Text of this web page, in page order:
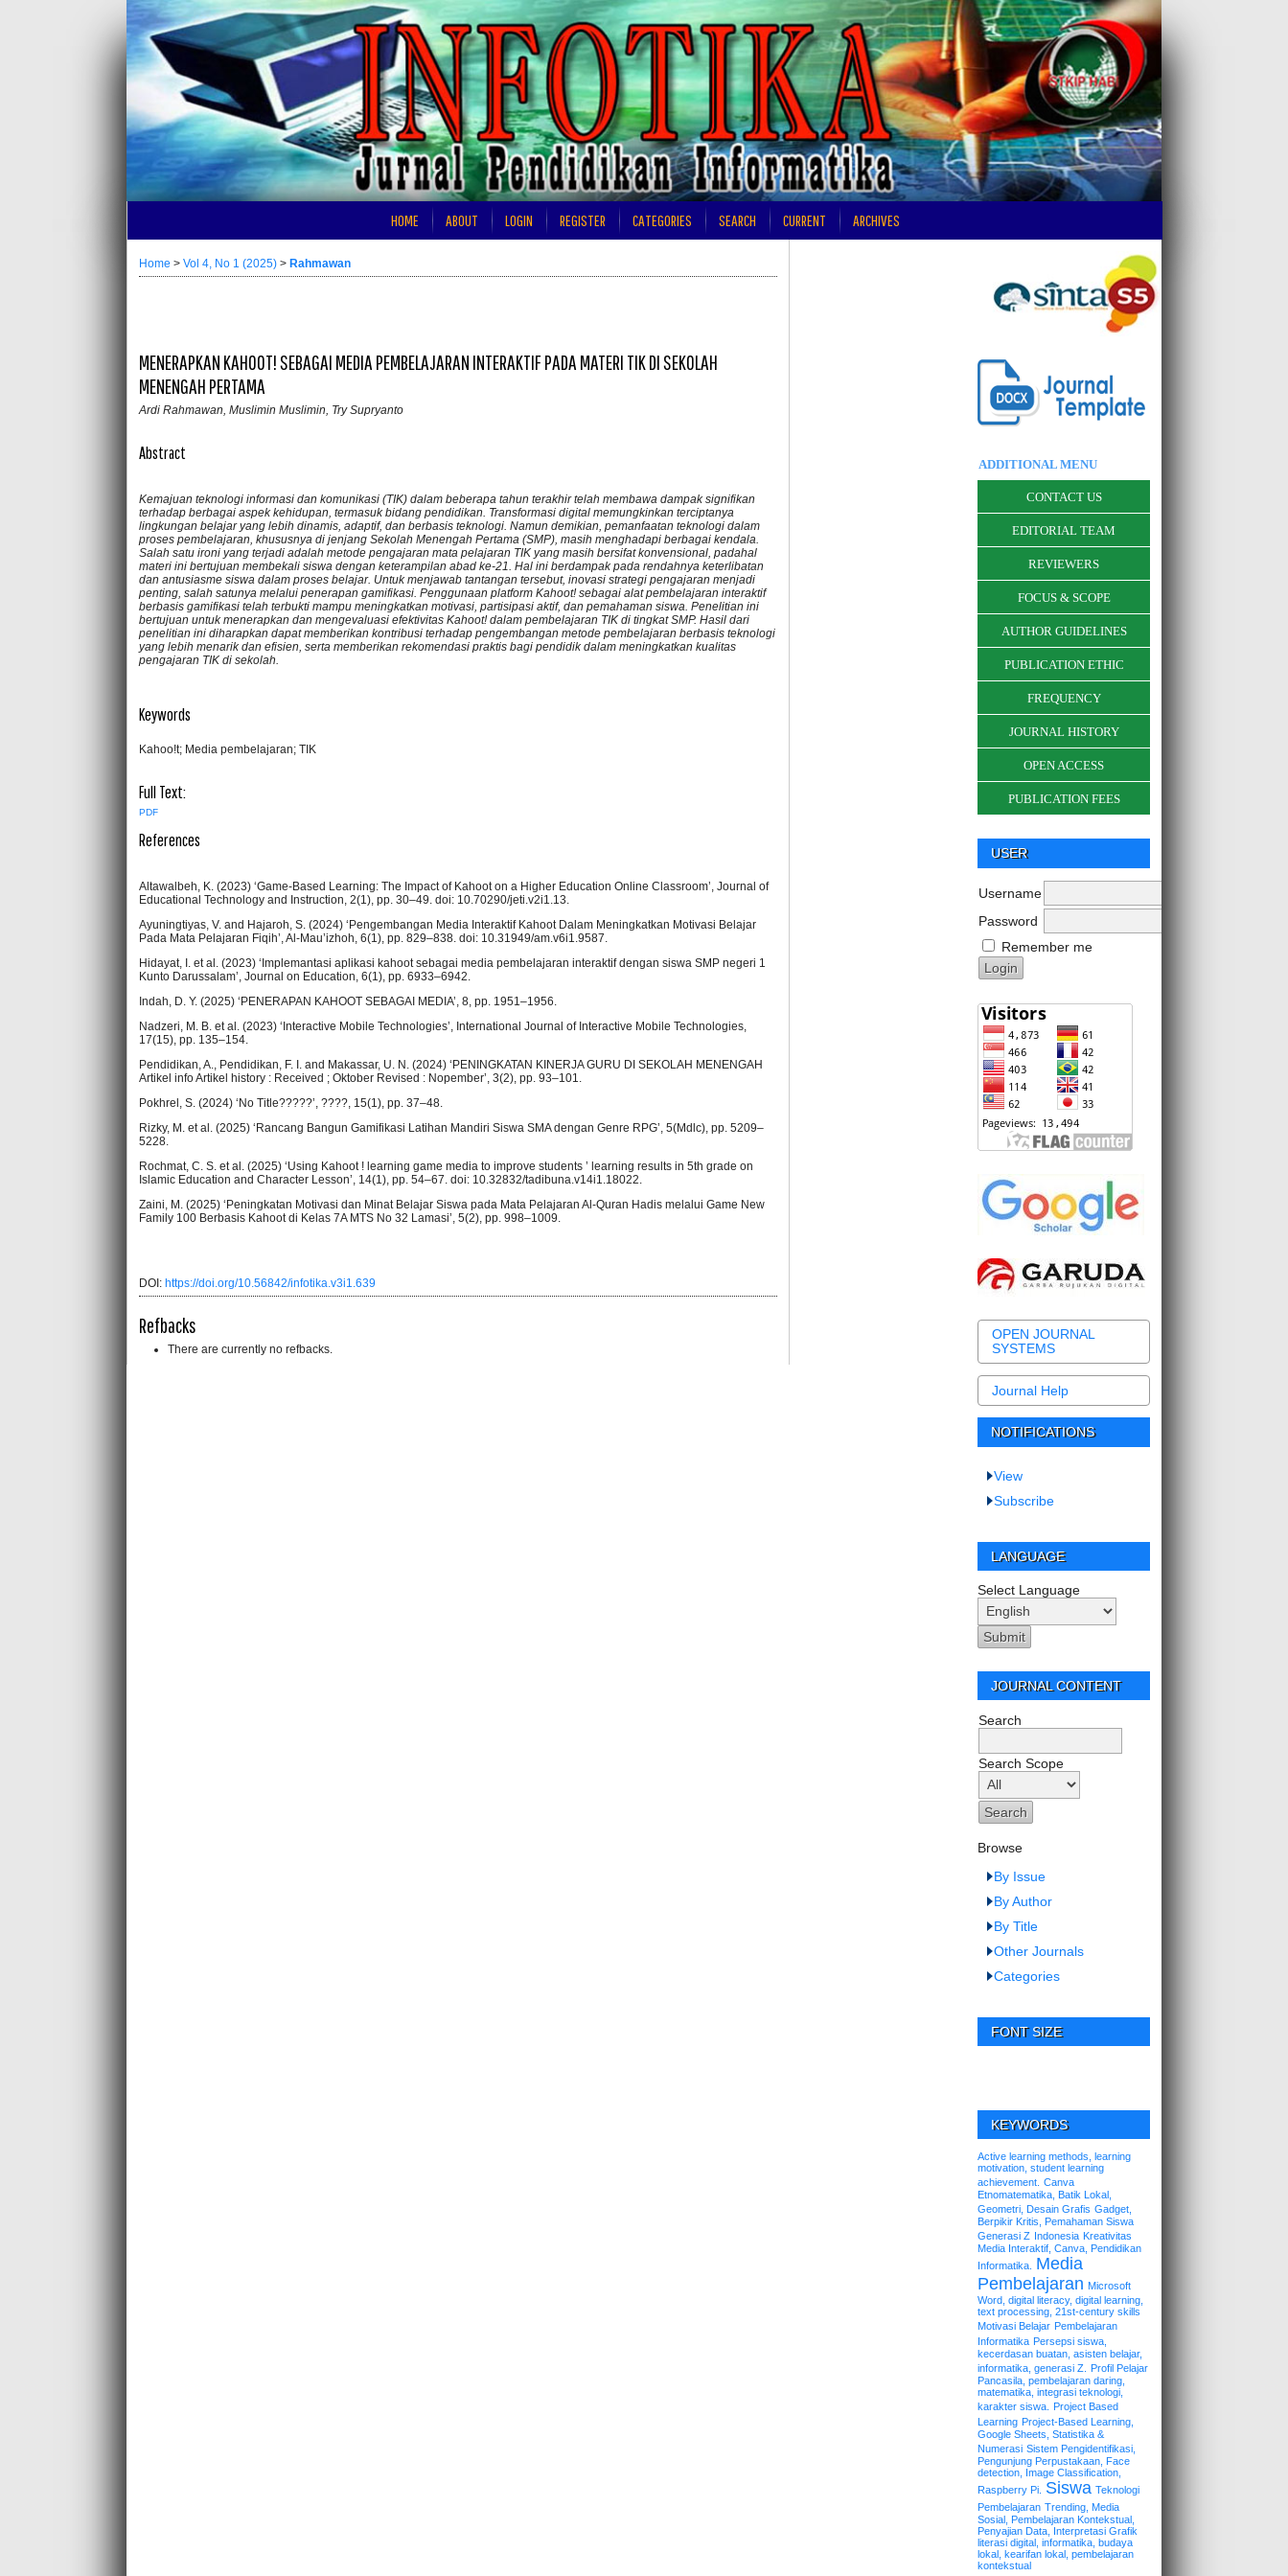
ADDITIONAL MENU
CONTACT US
EDITORIAL TEAM
REVIEWERS
FOCUS & SCOPE
AUTHOR GUIDELINES
PUBLICATION ETHIC
FREQUENCY
JOURNAL HISTORY
OPEN ACCESS
PUBLICATION FEES
USER
Username
Password
Remember me
OPEN JOURNAL
SYSTEMS
Journal Help
NOTIFICATIONS
View
Subscribe
LANGUAGE
Select Language
JOURNAL CONTENT
Search
Search Scope
Browse
By Issue
By Author
By Title
Other Journals
Categories
FONT SIZE
KEYWORDS
Active learning methods, learning
motivation, student learning
achievement. Canva
Etnomatematika, Batik Lokal,
Geometri, Desain Grafis Gadget,
Berpikir Kritis, Pemahaman Siswa
Generasi Z Indonesia Kreativitas
Media Interaktif, Canva, Pendidikan
Informatika. Media
Pembelajaran Microsoft
Word, digital literacy, digital learning,
text processing, 21st-century skills
Motivasi Belajar Pembelajaran
Informatika Persepsi siswa,
kecerdasan buatan, asisten belajar,
informatika, generasi Z. Profil Pelajar
Pancasila, pembelajaran daring,
matematika, integrasi teknologi,
karakter siswa. Project Based
Learning Project-Based Learning,
Google Sheets, Statistika &
Numerasi Sistem Pengidentifikasi,
Pengunjung Perpustakaan, Face
detection, Image Classification,
Raspberry Pi. Siswa Teknologi
Pembelajaran Trending, Media
Sosial, Pembelajaran Kontekstual,
Penyajian Data, Interpretasi Grafik
literasi digital, informatika, budaya
lokal, kearifan lokal, pembelajaran
kontekstual
HOME ABOUT LOGIN REGISTER CATEGORIES SEARCH CURRENT ARCHIVES
Home > Vol 4, No 1 (2025) > Rahmawan
MENERAPKAN KAHOOT! SEBAGAI MEDIA PEMBELAJARAN INTERAKTIF PADA MATERI TIK DI SEKOLAH
MENENGAH PERTAMA
Ardi Rahmawan, Muslimin Muslimin, Try Supryanto
Abstract
Kemajuan teknologi informasi dan komunikasi (TIK) dalam beberapa tahun terakhir telah membawa dampak signifikan
terhadap berbagai aspek kehidupan, termasuk bidang pendidikan. Transformasi digital memungkinkan terciptanya
lingkungan belajar yang lebih dinamis, adaptif, dan berbasis teknologi. Namun demikian, pemanfaatan teknologi dalam
proses pembelajaran, khususnya di jenjang Sekolah Menengah Pertama (SMP), masih menghadapi berbagai kendala.
Salah satu ironi yang terjadi adalah metode pengajaran mata pelajaran TIK yang masih bersifat konvensional, padahal
materi ini bertujuan membekali siswa dengan keterampilan abad ke-21. Hal ini berdampak pada rendahnya keterlibatan
dan antusiasme siswa dalam proses belajar. Untuk menjawab tantangan tersebut, inovasi strategi pengajaran menjadi
penting, salah satunya melalui penerapan gamifikasi. Penggunaan platform Kahoot! sebagai alat pembelajaran interaktif
berbasis gamifikasi telah terbukti mampu meningkatkan motivasi, partisipasi aktif, dan pemahaman siswa. Penelitian ini
bertujuan untuk menerapkan dan mengevaluasi efektivitas Kahoot! dalam pembelajaran TIK di tingkat SMP. Hasil dari
penelitian ini diharapkan dapat memberikan kontribusi terhadap pengembangan metode pembelajaran berbasis teknologi
yang lebih menarik dan efisien, serta memberikan rekomendasi praktis bagi pendidik dalam meningkatkan kualitas
pengajaran TIK di sekolah.
Keywords
Kahoo!t; Media pembelajaran; TIK
Full Text:
PDF
References
Altawalbeh, K. (2023) ‘Game-Based Learning: The Impact of Kahoot on a Higher Education Online Classroom’, Journal of
Educational Technology and Instruction, 2(1), pp. 30–49. doi: 10.70290/jeti.v2i1.13.
Ayuningtiyas, V. and Hajaroh, S. (2024) ‘Pengembangan Media Interaktif Kahoot Dalam Meningkatkan Motivasi Belajar
Pada Mata Pelajaran Fiqih’, Al-Mau’izhoh, 6(1), pp. 829–838. doi: 10.31949/am.v6i1.9587.
Hidayat, I. et al. (2023) ‘Implemantasi aplikasi kahoot sebagai media pembelajaran interaktif dengan siswa SMP negeri 1
Kunto Darussalam’, Journal on Education, 6(1), pp. 6933–6942.
Indah, D. Y. (2025) ‘PENERAPAN KAHOOT SEBAGAI MEDIA’, 8, pp. 1951–1956.
Nadzeri, M. B. et al. (2023) ‘Interactive Mobile Technologies’, International Journal of Interactive Mobile Technologies,
17(15), pp. 135–154.
Pendidikan, A., Pendidikan, F. I. and Makassar, U. N. (2024) ‘PENINGKATAN KINERJA GURU DI SEKOLAH MENENGAH
Artikel info Artikel history : Received ; Oktober Revised : Nopember’, 3(2), pp. 93–101.
Pokhrel, S. (2024) ‘No Title?????’, ????, 15(1), pp. 37–48.
Rizky, M. et al. (2025) ‘Rancang Bangun Gamifikasi Latihan Mandiri Siswa SMA dengan Genre RPG’, 5(Mdlc), pp. 5209–
5228.
Rochmat, C. S. et al. (2025) ‘Using Kahoot ! learning game media to improve students ’ learning results in 5th grade on
Islamic Education and Character Lesson’, 14(1), pp. 54–67. doi: 10.32832/tadibuna.v14i1.18022.
Zaini, M. (2025) ‘Peningkatan Motivasi dan Minat Belajar Siswa pada Mata Pelajaran Al-Quran Hadis melalui Game New
Family 100 Berbasis Kahoot di Kelas 7A MTS No 32 Lamasi’, 5(2), pp. 998–1009.
DOI: https://doi.org/10.56842/infotika.v3i1.639
Refbacks
There are currently no refbacks.